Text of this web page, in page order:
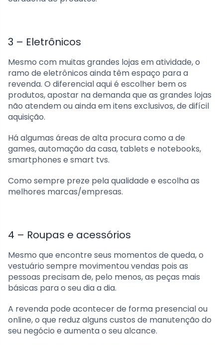
3 – Eletrônicos
Mesmo com muitas grandes lojas em atividade, o
ramo de eletrônicos ainda têm espaço para a
revenda. O diferencial aqui é escolher bem os
produtos, apostar na demanda que as grandes lojas
não atendem ou ainda em itens exclusivos, de difícil
aquisição.
Há algumas áreas de alta procura como a de
games, automação da casa, tablets e notebooks,
smartphones e smart tvs.
Como sempre preze pela qualidade e escolha as
melhores marcas/empresas.
4 – Roupas e acessórios
Mesmo que encontre seus momentos de queda, o
vestuário sempre movimentou vendas pois as
pessoas precisam de, pelo menos, as peças mais
básicas para o seu dia a dia.
A revenda pode acontecer de forma presencial ou
online, o que reduz alguns custos de manutenção do
seu negócio e aumenta o seu alcance.